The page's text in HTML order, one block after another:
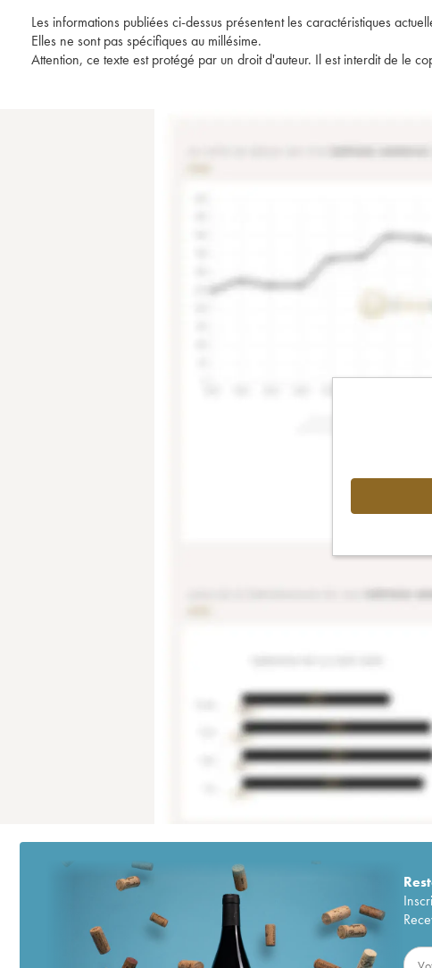
Les informations publiées ci-dessus présentent les caractéristiques
Elles ne sont pas spécifiques au millésime.
Attention, ce texte est protégé par un droit d'auteur. Il est interdit de le